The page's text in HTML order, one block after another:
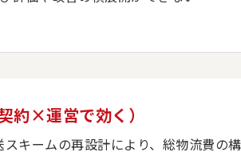
約×運営で効く）
キームの再設計により、総物流費の